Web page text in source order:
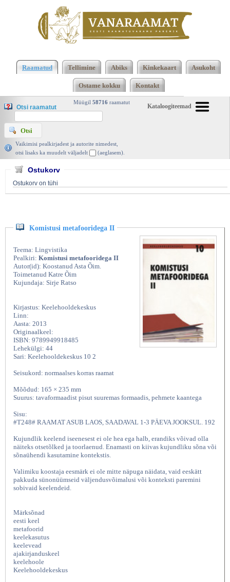
Komistusi metafooridega II, Keelehooldekeskus
metafooridega II, Keelehooldekeskus 2013 |
vanaraamat. ee
Raamatud Tellimine Abiks Kinkekaart Asukoht
Ostame kokku Kontakt
Kataloogiteemad
Müügil 58716 raamatut
Otsi raamatut
Vaikimisi pealkirjadest ja autorite nimedest,
otsi lisaks ka muudelt väljadelt
(aeglasem).
Ostukorv
Ostukorv on tühi
Komistusi metafooridega II
Teema: Lingvistika
Pealkiri: Komistusi metafooridega II
Autor(id): Koostanud Asta Õim.
Toimetanud Katre Õim
Kujundaja: Sirje Ratso
Kirjastus: Keelehooldekeskus
Linn:
Aasta: 2013
Originaalkeel:
ISBN: 9789949918485
Lehekülgi: 44
Sari: Keelehooldekeskus 10 2
Seisukord: normaalses korras raamat
Mõõdud: 165 × 235 mm
Suurus: tavaformaadist pisut suuremas formaadis, pehmete kaantega
Sisu:
#T248# RAAMAT ASUB LAOS, SAADAVAL 1-3 PÄEVA JOOKSUL. 192
Kujundlik keelend iseenesest ei ole hea ega halb, erandiks võivad olla
näiteks otsetõlked ja toorlaenud. Enamasti on kiivas kujundliku sõna või
sõnaühendi kasutamine kontekstis.
Valimiku koostaja eesmärk ei ole mitte näpuga näidata, vaid eeskätt
pakkuda sünonüümseid väljendusvõimalusi või konteksti paremini
sobivaid keelendeid.
Märksõnad
eesti keel
metafoorid
keelekasutus
keelevead
ajakirjanduskeel
keelehoole
Keelehooldekeskus